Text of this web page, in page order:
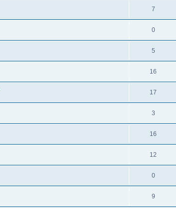
7
0
5
16
17
3
16
12
0
9